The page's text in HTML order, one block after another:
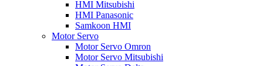
HMI Mitsubishi
HMI Panasonic
Samkoon HMI
Motor Servo
Motor Servo Omron
Motor Servo Mitsubishi